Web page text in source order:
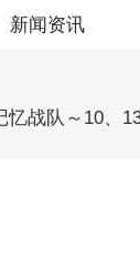
新闻资讯
忆战队～10、